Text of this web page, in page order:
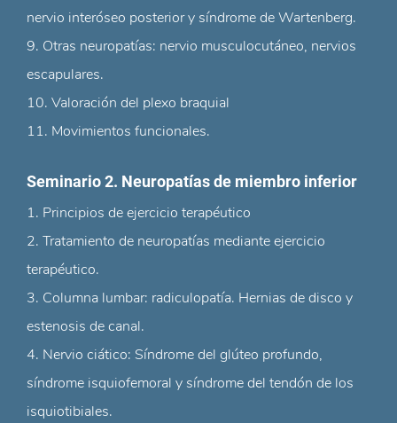
nervio interóseo posterior y síndrome de Wartenberg.
9. Otras neuropatías: nervio musculocutáneo, nervios
escapulares.
10. Valoración del plexo braquial
11. Movimientos funcionales.
Seminario 2. Neuropatías de miembro inferior
1. Principios de ejercicio terapéutico
2. Tratamiento de neuropatías mediante ejercicio
terapéutico.
3. Columna lumbar: radiculopatía. Hernias de disco y
estenosis de canal.
4. Nervio ciático: Síndrome del glúteo profundo,
síndrome isquiofemoral y síndrome del tendón de los
isquiotibiales.